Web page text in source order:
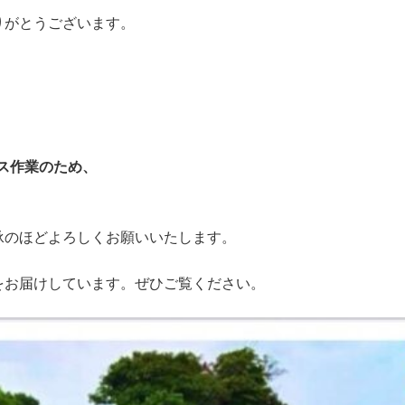
とうございます。
業のため、
ほどよろしくお願いいたします。
届けしています。ぜひご覧ください。